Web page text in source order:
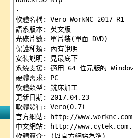
-
軟體名稱: Vero WorkNC 2017 R1
語系版本: 英文版
光碟片數: 單片裝(單面 DVD)
保護種類: 內有說明
安裝說明:
見最底下
系統支援: 適用 64 位元版的
硬體需求: PC
軟體類型: 銑床加工
更新日期: 2017.04.23
軟體發行: Vero(O.7)
官方網站: http://
中文網站: http://